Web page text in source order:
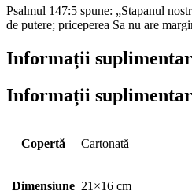
Psalmul 147:5 spune: „Stapanul
de putere; priceperea Sa nu are
Informații
Informații
Copertă Cartonată
Dimensiune 21×16 cm